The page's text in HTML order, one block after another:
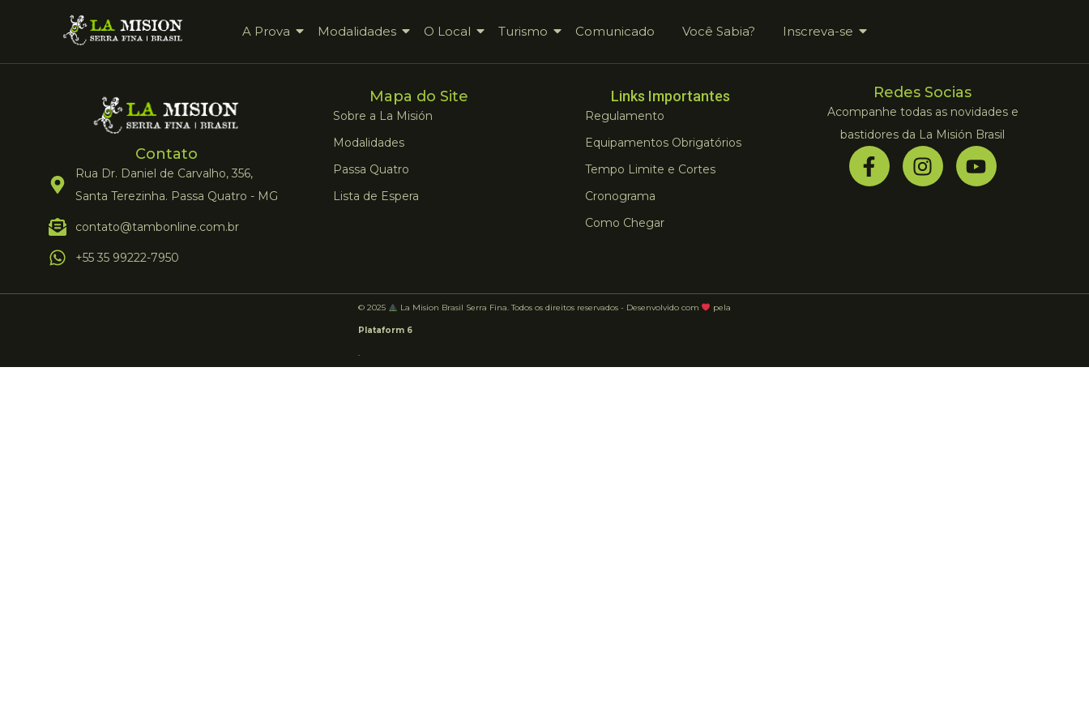
A Prova Modalidades O Local Turismo Comunicado Você Sabia? Inscreva-se
Contato
Rua Dr. Daniel de Carvalho, 356,
Santa Terezinha. Passa Quatro - MG
contato@tambonline.com.br
+55 35 99222-7950
Mapa do Site
Sobre a La Misión
Modalidades
Passa Quatro
Lista de Espera
Links Importantes
Regulamento
Equipamentos Obrigatórios
Tempo Limite e Cortes
Cronograma
Como Chegar
Redes Socias
Acompanhe todas as novidades e
bastidores da La Misión Brasil
© 2025 La Mision Brasil Serra Fina. Todos os direitos reservados - Desenvolvido com pela
Plataform 6
.